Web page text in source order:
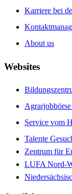
Karriere bei
About us
Websites
Service vom
Talente
Zentrum für
LUFA Nord-